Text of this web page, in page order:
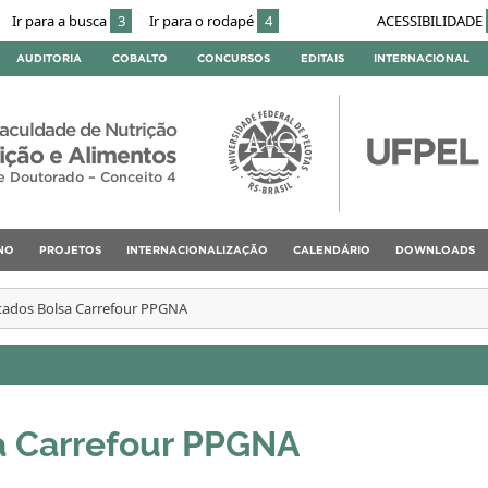
Ir para a busca 3 Ir para o rodapé 4 ACESSIBILIDADE
AUDITORIA COBALTO CONCURSOS EDITAIS INTERNACIONAL
de Nutrição
e Alimentos
Doutorado – Conceito 4
PROJETOS INTERNACIONALIZAÇÃO CALENDÁRIO DOWNLOADS
Bolsa Carrefour PPGNA
PPGNA